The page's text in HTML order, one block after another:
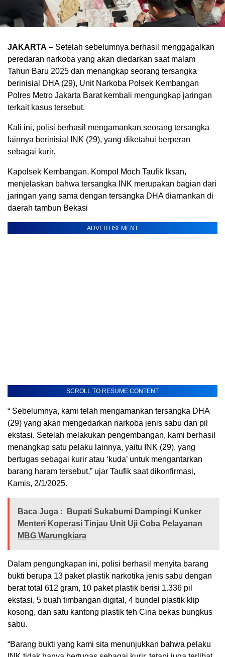
JAKARTA – Setelah sebelumnya berhasil menggagalkan
peredaran narkoba yang akan diedarkan saat malam
Tahun Baru 2025 dan menangkap seorang tersangka
berinisial DHA (29), Unit Narkoba Polsek Kembangan
Polres Metro Jakarta Barat kembali mengungkap jaringan
terkait kasus tersebut.
Kali ini, polisi berhasil mengamankan seorang tersangka
lainnya berinisial INK (29), yang diketahui berperan
sebagai kurir.
Kapolsek Kembangan, Kompol Moch Taufik Iksan,
menjelaskan bahwa tersangka INK merupakan bagian dari
jaringan yang sama dengan tersangka DHA diamankan di
daerah tambun Bekasi
ADVERTISEMENT
SCROLL TO RESUME CONTENT
“ Sebelumnya, kami telah mengamankan tersangka DHA
(29) yang akan mengedarkan narkoba jenis sabu dan pil
ekstasi. Setelah melakukan pengembangan, kami berhasil
menangkap satu pelaku lainnya, yaitu INK (29), yang
bertugas sebagai kurir atau ‘kuda’ untuk mengantarkan
barang haram tersebut,” ujar Taufik saat dikonfirmasi,
Kamis, 2/1/2025.
Baca Juga :
Bupati Sukabumi Dampingi Kunker
Menteri Koperasi Tinjau Unit Uji Coba Pelayanan
MBG Warungkiara
Dalam pengungkapan ini, polisi berhasil menyita barang
bukti berupa 13 paket plastik narkotika jenis sabu dengan
berat total 612 gram, 10 paket plastik berisi 1.336 pil
ekstasi, 5 buah timbangan digital, 4 bundel plastik klip
kosong, dan satu kantong plastik teh Cina bekas bungkus
sabu.
“Barang bukti yang kami sita menunjukkan bahwa pelaku